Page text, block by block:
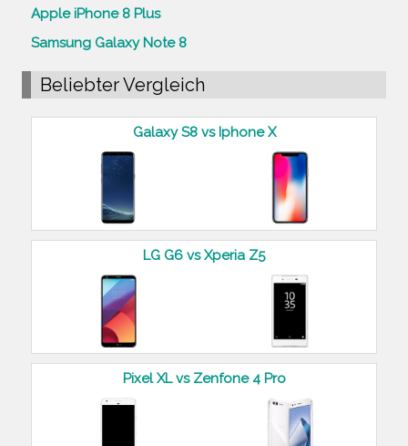
Apple iPhone 8 Plus
Samsung Galaxy Note 8
Beliebter Vergleich
Galaxy S8 vs Iphone X
LG G6 vs Xperia Z5
Pixel XL vs Zenfone 4 Pro